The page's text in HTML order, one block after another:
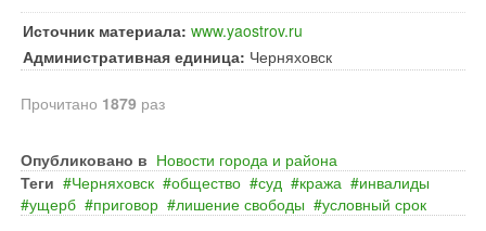
Источник материала: www.yaostrov.ru
Административная единица: Черняховск
Прочитано 1879 раз
Опубликовано в Новости города и района
Теги
Черняховск общество суд кража
инвалиды
ущерб
приговор лишение свободы условный срок